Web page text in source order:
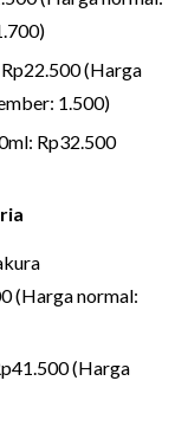
(Harga
1.500)
Rp32.500
(Harga normal:
(Harga